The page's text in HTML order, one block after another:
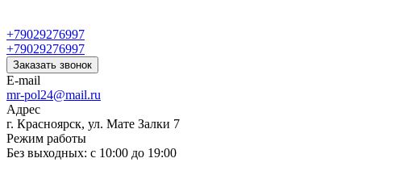
+79029276997
+79029276997
Заказать звонок
E-mail
mr-pol24@mail.ru
Адрес
г. Красноярск, ул. Мате Залки 7
Режим работы
Без выходных: с 10:00 до 19:00